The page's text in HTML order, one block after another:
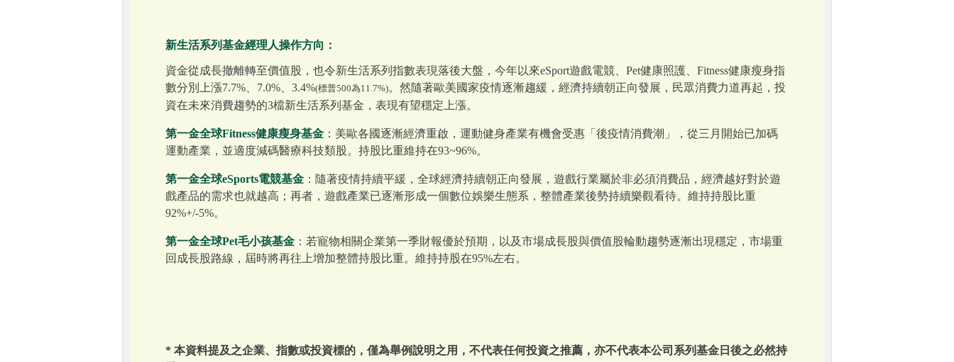
新生活系列基金經理人操作方向：
資金從成長撤離轉至價值股，也令新生活系列指數表現落後大盤，今年以來eSport遊戲電競、Pet健康照護、Fitness健康瘦身指
數分別上漲7.7%、7.0%、3.4%(標普500為11.7%)。然隨著歐美國家疫情逐漸趨緩，經濟持續朝正向發展，民眾消費力道再起，投
資在未來消費趨勢的3檔新生活系列基金，表現有望穩定上漲。
第一金全球Fitness健康瘦身基金 ：美歐各國逐漸經濟重啟，運動健身產業有機會受惠「後疫情消費潮」，從三月開始已加碼
運動產業，並適度減碼醫療科技類股。持股比重維持在93~96%。
第一金全球eSports電競基金 ：隨著疫情持續平緩，全球經濟持續朝正向發展，遊戲行業屬於非必須消費品，經濟越好對於遊
戲產品的需求也就越高；再者，遊戲產業已逐漸形成一個數位娛樂生態系，整體產業後勢持續樂觀看待。維持持股比重
92%+/-5%。
第一金全球Pet毛小孩基金 ：若寵物相關企業第一季財報優於預期，以及市場成長股與價值股輪動趨勢逐漸出現穩定，市場重
回成長股路線，屆時將再往上增加整體持股比重。維持持股在95%左右。
* 本資料提及之企業、指數或投資標的，僅為舉例說明之用，不代表任何投資之推薦，亦不代表本公司系列基金日後之必然持